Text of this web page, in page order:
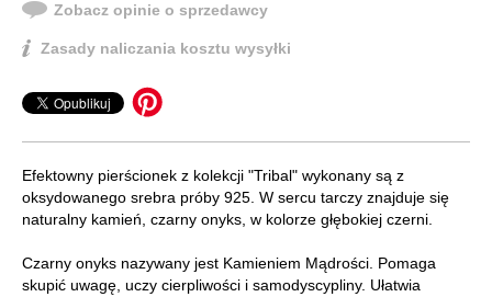
Zobacz opinie o sprzedawcy
Zasady naliczania kosztu wysyłki
Efektowny pierścionek z kolekcji "Tribal" wykonany są z
oksydowanego srebra próby 925. W sercu tarczy znajduje się
naturalny kamień, czarny onyks, w kolorze głębokiej czerni.
Czarny onyks nazywany jest Kamieniem Mądrości. Pomaga
skupić uwagę, uczy cierpliwości i samodyscypliny. Ułatwia